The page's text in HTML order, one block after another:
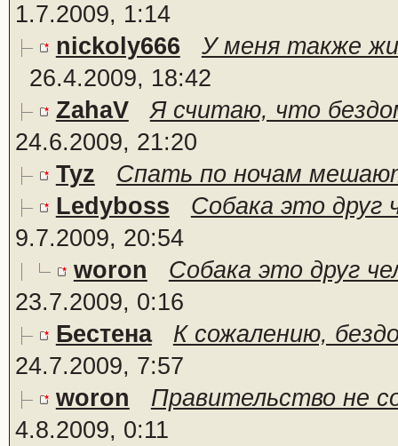
1.7.2009, 1:14
nickoly666
У меня также
26.4.2009, 18:42
ZahaV
Я считаю, что
24.6.2009, 21:20
Tyz
Спать по ночам
Ledyboss
Собака это друг
9.7.2009, 20:54
woron
Собака это друг
23.7.2009, 0:16
Бестена
К сожалению,
24.7.2009, 7:57
woron
Правительство не
4.8.2009, 0:11